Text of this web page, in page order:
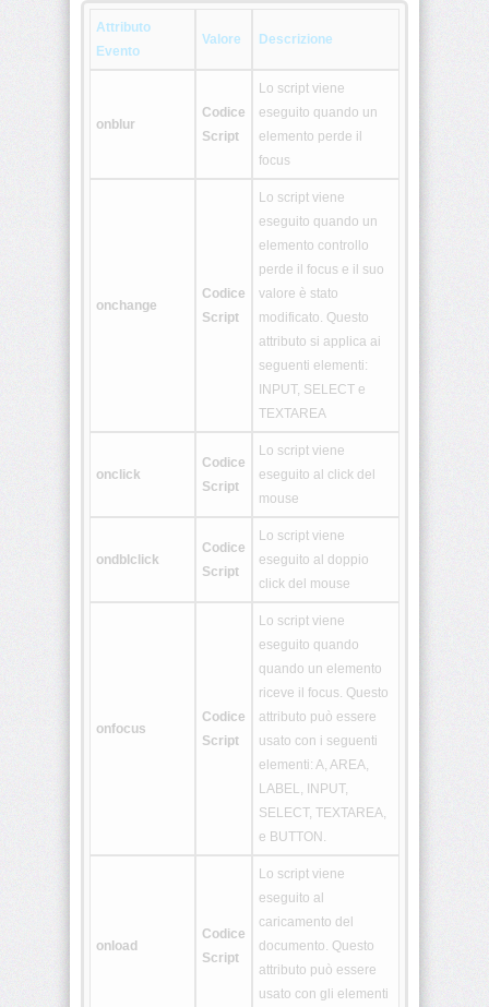
<tfoot>
<var>
<article>
Attributo
Evento
Valore Descrizione
onblur
Codice
Script
Lo script viene
eseguito quando un
elemento perde il
focus
onchange
Codice
Script
Lo script viene
eseguito quando un
elemento controllo
perde il focus e il suo
valore è stato
modificato. Questo
attributo si applica ai
seguenti elementi:
INPUT, SELECT e
TEXTAREA
onclick
Codice
Script
Lo script viene
eseguito al click del
mouse
ondblclick
Codice
Script
Lo script viene
eseguito al doppio
click del mouse
onfocus
Codice
Script
Lo script viene
eseguito quando
quando un elemento
riceve il focus. Questo
attributo può essere
usato con i seguenti
elementi: A, AREA,
LABEL, INPUT,
SELECT, TEXTAREA,
e BUTTON.
onload
Codice
Script
Lo script viene
eseguito al
caricamento del
documento. Questo
attributo può essere
usato con gli elementi